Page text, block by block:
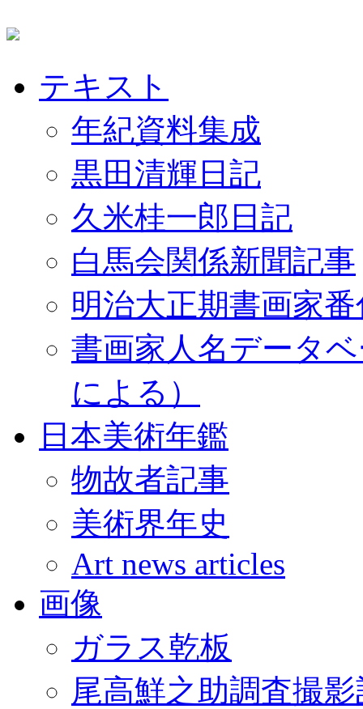
テキスト
年紀資料集成
黒田清輝日記
久米桂一郎日記
白馬会関係新聞記事
明治大正期書画家
書画家人名データ
による）
日本美術年鑑
物故者記事
美術界年史
Art news articles
画像
ガラス乾板
尾高鮮之助調査撮